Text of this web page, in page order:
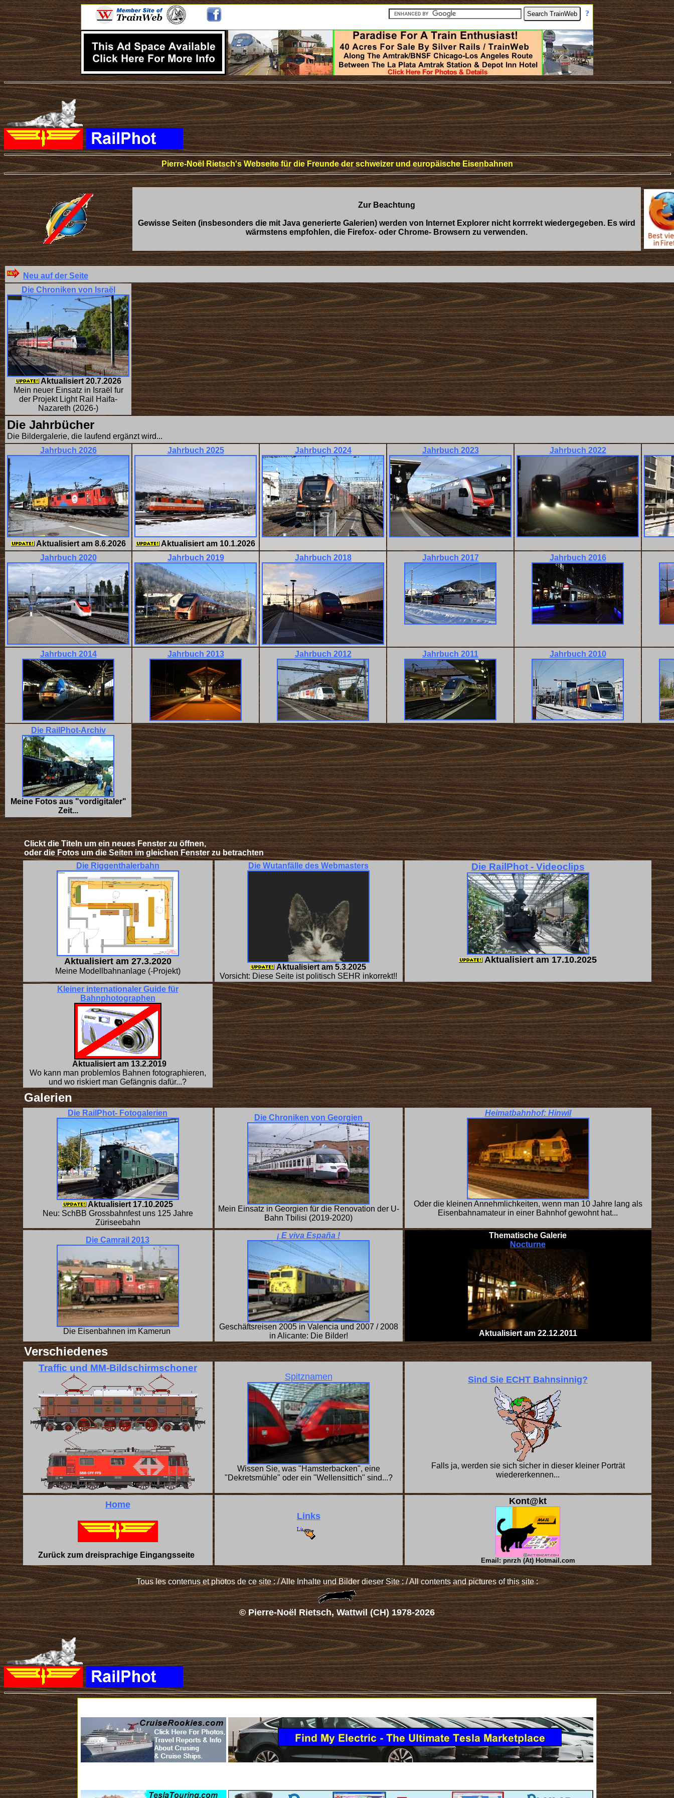
?
Pierre-Noël Rietsch's Webseite für die Freunde der schweizer und europäische Eisenbahnen
Zur Beachtung
Gewisse Seiten (insbesonders die mit Java generierte Galerien) werden von Internet Explorer nicht korrrekt wiedergegeben. Es wird
wärmstens empfohlen, die Firefox- oder Chrome- Browsern zu verwenden.
Neu auf der Seite
Die Chroniken von Israël
Aktualisiert 20.7.2026
Mein neuer Einsatz in Israël fur
der Projekt Light Rail Haifa-
Nazareth (2026-)
Die Jahrbücher
Die Bildergalerie, die laufend ergänzt wird...
Jahrbuch 2026
Aktualisiert am 8.6.2026
Jahrbuch 2025
Aktualisiert am 10.1.2026
Jahrbuch 2024 Jahrbuch 2023 Jahrbuch 2022
Jahrbuch 2020 Jahrbuch 2019 Jahrbuch 2018 Jahrbuch 2017 Jahrbuch 2016
Jahrbuch 2014 Jahrbuch 2013 Jahrbuch 2012 Jahrbuch 2011 Jahrbuch 2010
Die RailPhot-Archiv
Meine Fotos aus "vordigitaler"
Zeit...
Clickt dieTitelnum ein neues Fenster zu öffnen,
oder dieFotos um die Seiten im gleichen Fenster zu betrachten
Die Riggenthalerbahn
Aktualisiert am 27.3.2020
Meine Modellbahnanlage (-Projekt)
Die Wutanfälle des Webmasters
Aktualisiert am 5.3.2025
Vorsicht: Diese Seite ist politisch SEHR inkorrekt!!
Die RailPhot - Videoclips
Aktualisiert am 17.10.2025
Kleiner internationaler Guide für
Bahnphotographen
Aktualisiert am 13.2.2019
Wo kann man problemlos Bahnen fotographieren,
und wo riskiert man Gefängnis dafür...?
Galerien
Die RailPhot- Fotogalerien
Aktualisiert 17.10.2025
Neu: SchBB Grossbahnfest uns 125 Jahre
Züriseebahn
Die Chroniken von Georgien
Mein Einsatz in Georgien für die Renovation der U-
Bahn Tbilisi (2019-2020)
Heimatbahnhof: Hinwil
Oder die kleinen Annehmlichkeiten, wenn man 10 Jahre lang als
Eisenbahnamateur in einer Bahnhof gewohnt hat...
Die Camrail 2013
Die Eisenbahnen im Kamerun
¡ E viva España !
Geschäftsreisen 2005 in Valencia und 2007 / 2008
in Alicante: Die Bilder!
Thematische Galerie
Nocturne
Aktualisiert am 22.12.2011
Verschiedenes
Traffic und MM-Bildschirmschoner
Spitznamen
Wissen Sie, was "Hamsterbacken", eine
"Dekretsmühle" oder ein "Wellensittich" sind...?
Sind Sie ECHT Bahnsinnig?
Falls ja, werden sie sich sicher in dieser kleiner Porträt
wiedererkennen...
Home
Zurück zum dreisprachige Eingangsseite
Links
Kont@kt
Email: pnrzh (At) Hotmail.com
Tous les contenus et photos de ce site : / Alle Inhalte und Bilder dieser Site : / All contents and pictures of this site :
© Pierre-Noël Rietsch, Wattwil (CH) 1978-2026